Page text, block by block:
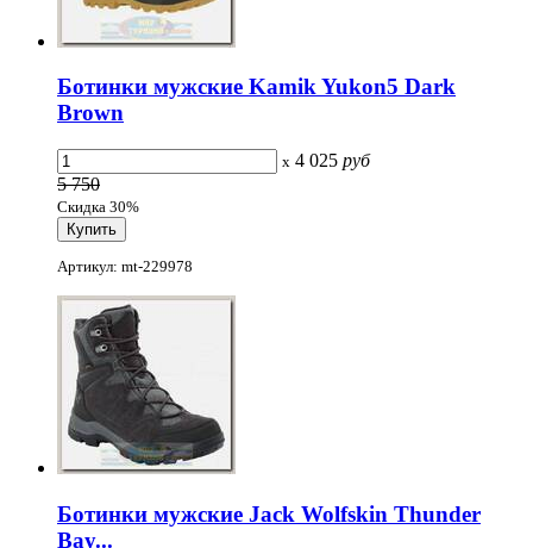
Ботинки мужские Kamik Yukon5 Dark
Brown
x 4 025 руб
5 750
Скидка 30%
Артикул: mt-229978
Ботинки мужские Jack Wolfskin Thunder
Bay...